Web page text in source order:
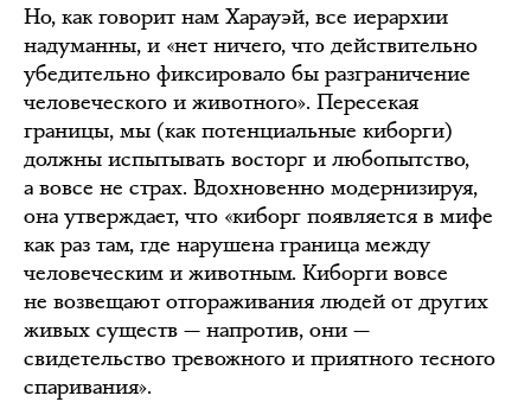
Но, как говорит нам Харауэй, все иерархии
надуманны, и «нет ничего, что действительно
убедительно фиксировало бы разграничение
человеческого и животного». Пересекая
границы, мы (как потенциальные киборги)
должны испытывать восторг и любопытство,
а вовсе не страх. Вдохновенно модернизируя,
она утверждает, что «киборг появляется в мифе
как раз там, где нарушена граница между
человеческим и животным. Киборги вовсе
не возвещают отгораживания людей от других
живых существ — напротив, они —
свидетельство тревожного и приятного тесного
спаривания».